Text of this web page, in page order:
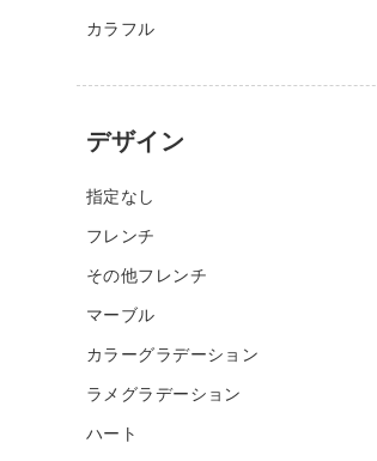
カラフル
デザイン
指定なし
フレンチ
その他フレンチ
マーブル
カラーグラデーション
ラメグラデーション
ハート